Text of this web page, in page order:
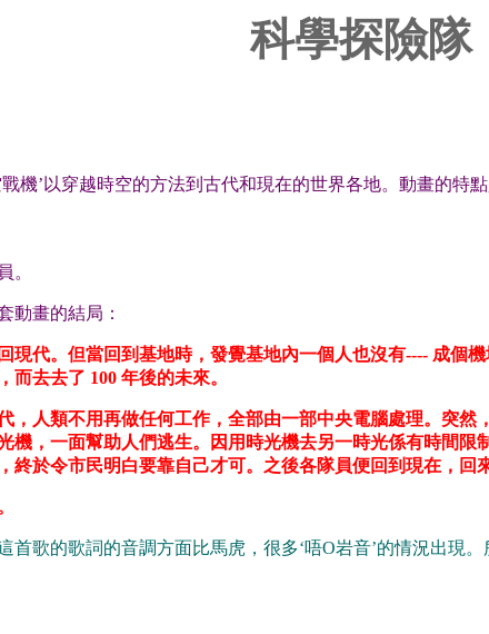
科學探險隊
機’以穿越時空的方法到古代和現在的世界各地。動畫的特
。
動畫的結局：
現代。但當回到基地時，發覺基地內一個人也沒有---- 成個
去去了 100 年後的未來。
，人類不用再做任何工作，全部由一部中央電腦處理。突
機，一面幫助人們逃生。因用時光機去另一時光係有時間
於令市民明白要靠自己才可。之後各隊員便回到現在，回
歌的歌詞的音調方面比馬虎，很多‘唔O岩音’的情況出現